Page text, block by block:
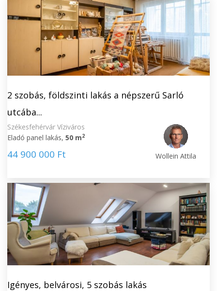
2 szobás, földszinti lakás a népszerű Sarló
utcába...
Székesfehérvár Víziváros
Eladó panel lakás, 50 m2
44 900 000 Ft Wollein Attila
Igényes, belvárosi, 5 szobás lakás